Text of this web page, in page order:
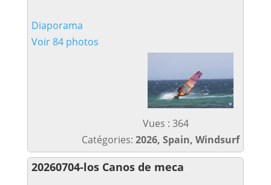
Diaporama
Voir 84 photos
Vues : 364
Catégories:2026, Spain, Windsurf
20260704-los Canos de meca